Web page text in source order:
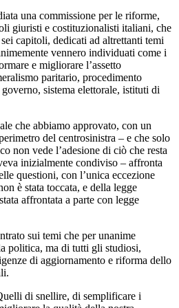
una commissione per le riforme,
giuristi e costituzionalisti italiani, che
capitoli, dedicati ad altrettanti temi
vennero individuati come i
e migliorare l’assetto
paritario, procedimento
sistema elettorale, istituti di
che abbiamo approvato, con un
del centrosinistra – e che solo
non vede l’adesione di ciò che resta
inizialmente condiviso – affronta
questioni, con l’unica eccezione
è stata toccata, e della legge
affrontata a parte con legge
sui temi che per unanime
politica, ma di tutti gli studiosi,
di aggiornamento e riforma dello
di snellire, di semplificare i